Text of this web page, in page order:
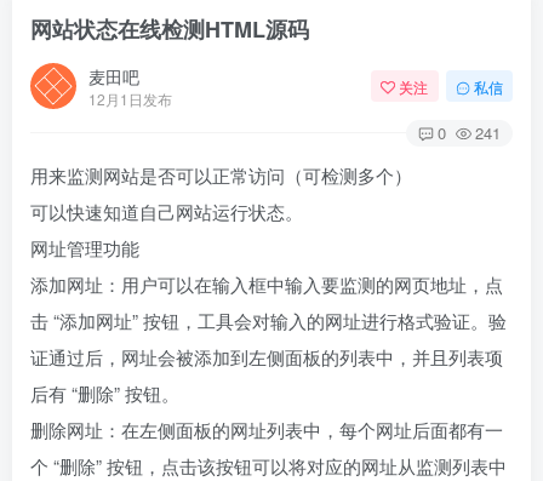
网站状态在线检测HTML源码
麦田吧
12月1日发布
关注 私信
0 241
用来监测网站是否可以正常访问（可检测多个）
可以快速知道自己网站运行状态。
网址管理功能
添加网址：用户可以在输入框中输入要监测的网页地址，点
击 “添加网址” 按钮，工具会对输入的网址进行格式验证。验
证通过后，网址会被添加到左侧面板的列表中，并且列表项
后有 “删除” 按钮。
删除网址：在左侧面板的网址列表中，每个网址后面都有一
个 “删除” 按钮，点击该按钮可以将对应的网址从监测列表中